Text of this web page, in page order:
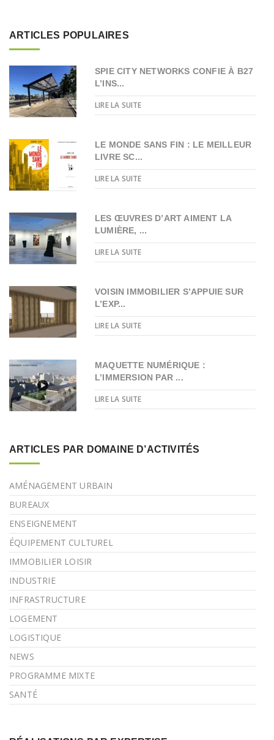
ARTICLES POPULAIRES
SPIE CITY NETWORKS CONFIE À B27
L’INS...
LIRE LA SUITE
LE MONDE SANS FIN : LE MEILLEUR
LIVRE SC...
LIRE LA SUITE
LES ŒUVRES D’ART AIMENT LA
LUMIÈRE, ...
LIRE LA SUITE
VOISIN IMMOBILIER S’APPUIE SUR
L’EXP...
LIRE LA SUITE
MAQUETTE NUMÉRIQUE :
L’IMMERSION PAR ...
LIRE LA SUITE
ARTICLES PAR DOMAINE D’ACTIVITÉS
AMÉNAGEMENT URBAIN
BUREAUX
ENSEIGNEMENT
ÉQUIPEMENT CULTUREL
IMMOBILIER LOISIR
INDUSTRIE
INFRASTRUCTURE
LOGEMENT
LOGISTIQUE
NEWS
PROGRAMME MIXTE
SANTÉ